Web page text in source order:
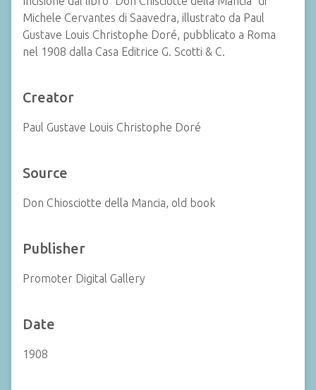
Michele Cervantes di Saavedra, illustrato da Paul
Gustave Louis Christophe Doré, pubblicato a Roma
nel 1908 dalla Casa Editrice G. Scotti & C.
Creator
Paul Gustave Louis Christophe Doré
Source
Don Chiosciotte della Mancia, old book
Publisher
Promoter Digital Gallery
Date
1908